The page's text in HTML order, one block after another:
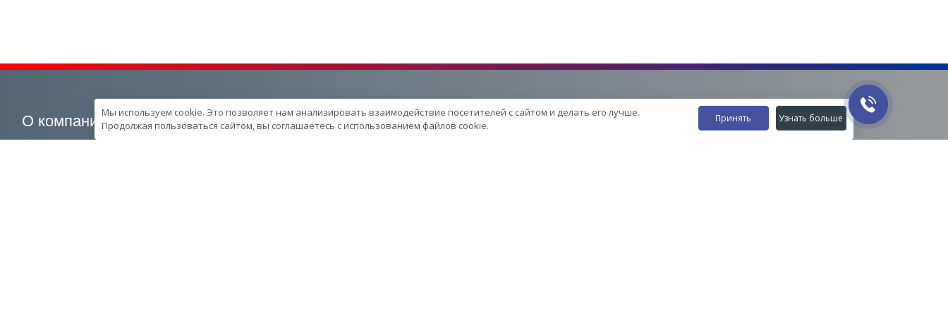
О компании Наша продукция Услуги
Наши контакты
Мы используем cookie. Это позволяет нам анализировать взаимодействие посетителей с сайтом и делать его лучше.
Продолжая пользоваться сайтом, вы соглашаетесь с использованием файлов cookie.
Принять Узнать больше